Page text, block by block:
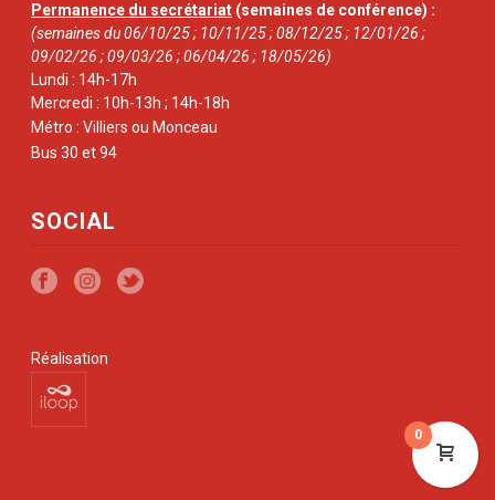
Permanence du secrétariat (semaines de conférence) :
(semaines du 06/10/25 ; 10/11/25 ; 08/12/25 ; 12/01/26 ;
09/02/26 ; 09/03/26 ; 06/04/26 ; 18/05/26)
Lundi : 14h-17h
Mercredi : 10h-13h ; 14h-18h
Métro : Villiers ou Monceau
Bus 30 et 94
SOCIAL
Réalisation
0